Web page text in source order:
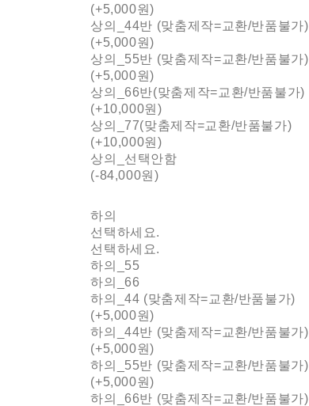
(+5,000원)
상의_44반 (맞춤제작=교환/반품불가)
(+5,000원)
상의_55반 (맞춤제작=교환/반품불가)
(+5,000원)
상의_66반(맞춤제작=교환/반품불가)
(+10,000원)
상의_77(맞춤제작=교환/반품불가)
(+10,000원)
상의_선택안함
(-84,000원)
하의
선택하세요.
선택하세요.
하의_55
하의_66
하의_44 (맞춤제작=교환/반품불가)
(+5,000원)
하의_44반 (맞춤제작=교환/반품불가)
(+5,000원)
하의_55반 (맞춤제작=교환/반품불가)
(+5,000원)
하의_66반 (맞춤제작=교환/반품불가)